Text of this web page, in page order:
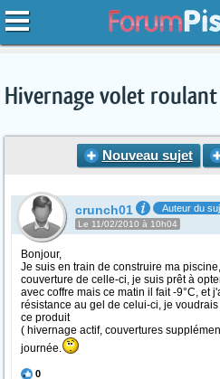
Hivernage volet
Nouveau sujet
crunch01 Auteur du
Le 11/02/2010 à 10h04
Bonjour,
Je suis en train de construire ma
couverture de celle-ci, je suis prêt à
avec coffre mais ce matin il fait -9°C, et
résistance au gel de celui-ci, je
ce produit
( hivernage actif, couvertures
journée.
0